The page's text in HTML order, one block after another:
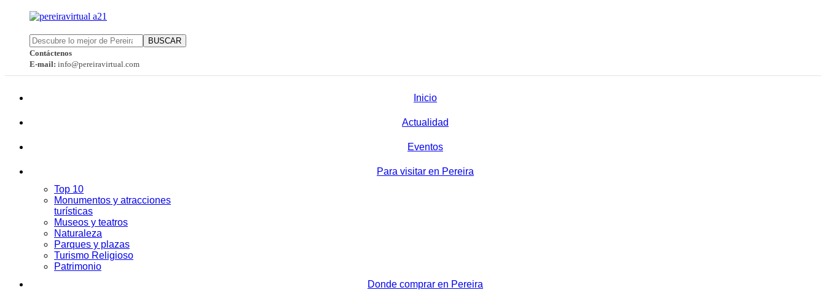
BUSCAR
Contáctenos
E-mail: info@pereiravirtual.com
Inicio
Actualidad
Eventos
Para visitar en Pereira
Top 10
Monumentos y atracciones
turísticas
Museos y teatros
Naturaleza
Parques y plazas
Turismo Religioso
Patrimonio
Donde comprar en Pereira